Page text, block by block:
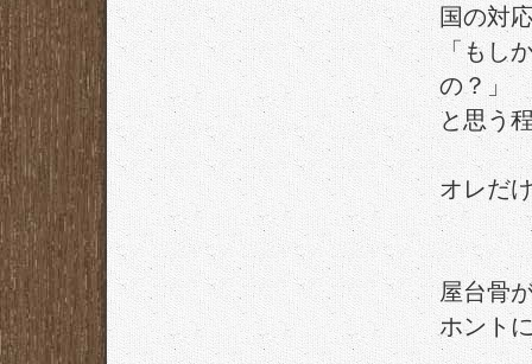
国の対
「もし
の？」
と思う
オレだ
屋台骨
ホント